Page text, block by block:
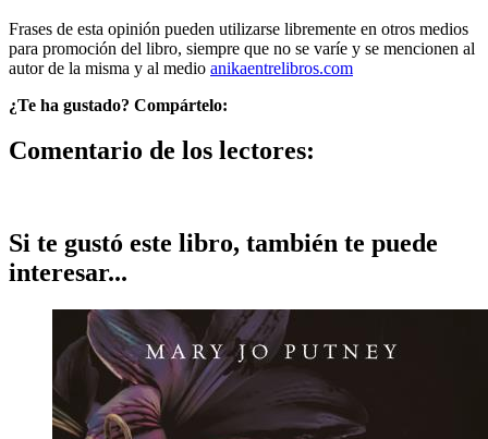
Frases de esta opinión pueden utilizarse libremente en otros medios
para promoción del libro, siempre que no se varíe y se mencionen al
autor de la misma y al medio anikaentrelibros.com
¿Te ha gustado? Compártelo:
Comentario de los lectores:
Si te gustó este libro, también te puede
interesar...